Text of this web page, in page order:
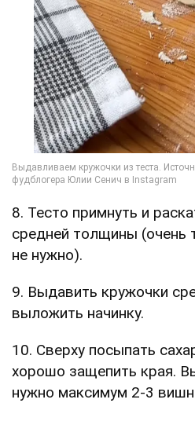
8. Тесто примнуть и
средней толщины (очень
не нужно).
9. Выдавить кружочки
выложить начинку.
10. Сверху посыпать
хорошо защепить края.
нужно максимум 2-3